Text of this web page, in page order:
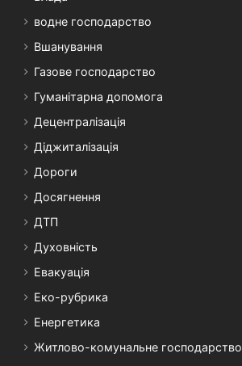
водне господарство
Вшанування
Газове господарство
Гуманітарна допомога
Децентралізація
Діджиталізація
Дороги
Досягнення
ДТП
Духовність
Евакуація
Еко-рубрика
Енергетика
Житлово-комунальне господарство